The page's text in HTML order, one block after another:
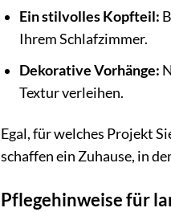
Ein stilvolles Kopfteil:
Ihrem Schlafzimmer.
Dekorative Vorhänge:
Textur verleihen.
Egal, für welches Projekt
schaffen ein Zuhause, in
Pflegehinweise für